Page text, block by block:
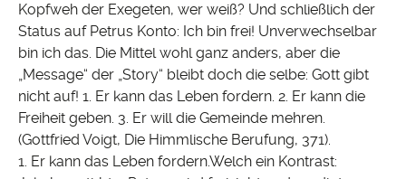
Kopfweh der Exegeten, wer weiß? Und schließlich der
Status auf Petrus Konto: Ich bin frei! Unverwechselbar
bin ich das. Die Mittel wohl ganz anders, aber die
„Message“ der „Story“ bleibt doch die selbe: Gott gibt
nicht auf! 1. Er kann das Leben fordern. 2. Er kann die
Freiheit geben. 3. Er will die Gemeinde mehren.
(Gottfried Voigt, Die Himmlische Berufung, 371).
1. Er kann das Leben fordern.Welch ein Kontrast: